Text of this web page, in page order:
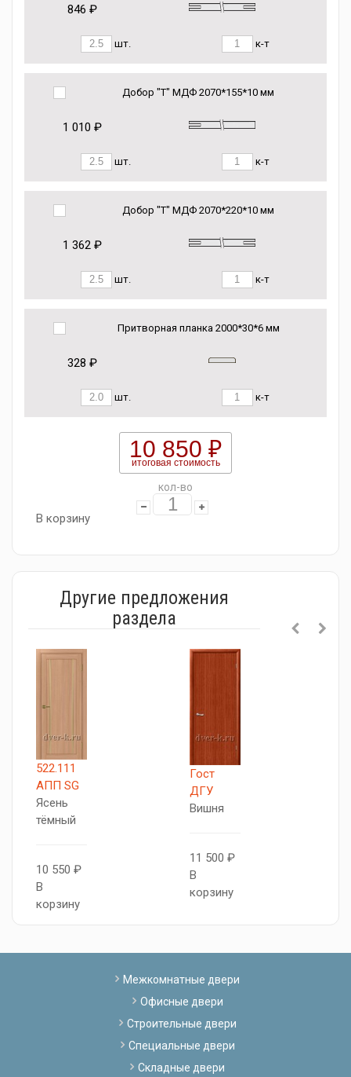
846 ₽
шт. к-т
Добор "Т" МДФ 2070*155*10 мм
1 010 ₽
шт. к-т
Добор "Т" МДФ 2070*220*10 мм
1 362 ₽
шт. к-т
Притворная планка 2000*30*6 мм
328 ₽
шт. к-т
10 850 ₽
итоговая стоимость
кол-во
В корзину
Другие предложения
раздела
522.111
АПП SG
Ясень
тёмный
10 550 ₽
В
корзину
Гост
ДГУ
Вишня
11 500 ₽
В
корзину
Межкомнатные двери
Офисные двери
Строительные двери
Специальные двери
Складные двери